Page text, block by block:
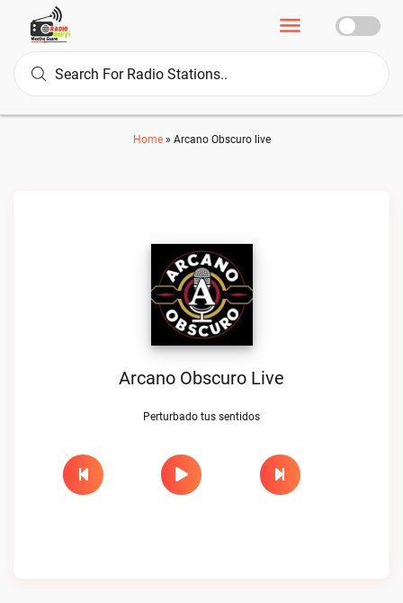
Home» Arcano Obscuro live
Arcano Obscuro Live
Perturbado tus sentidos